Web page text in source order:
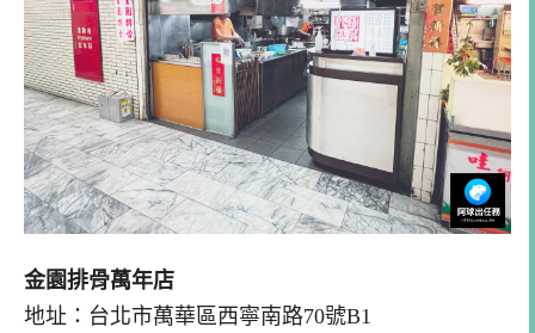
金園排骨萬年店
地址：台北市萬華區西寧南路70號B1